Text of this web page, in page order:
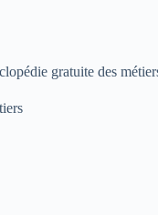
gratuite des